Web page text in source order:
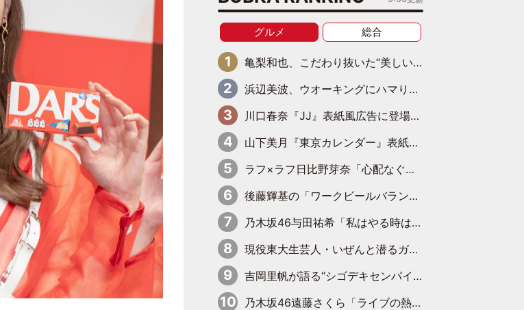
グルメ 総合
亀梨和也、こだわり抜いた“美しいビール”完成 ピンクゴールドの色味にも想いを込めて
浜辺美波、ウオーキングにハマり始める「関節がバキバキになるんだ！」
川口春奈『JJ』表紙風広告に登場…サントリー×光文社の異色のコラボが実現
山下美月『東京カレンダー』表紙を飾る！五百城茉央の朝食グラビアも
ラフ×ラフ日比野芽奈「心配なぐらい豚骨を感じていて…このまま握手会はちょっと厳しいかな」
後藤輝基の「ワークビールバランス」20～30代は最低→50歳を迎えて急上昇
乃木坂46与田祐希「私はやる時はやるんで」“絵心”に自信をのぞかせる
現役東大生芸人・いぜんと潜るガチ中華紀行――「牙籤肉」「焼猪腰」「錫紙龍蝦尾」これ読めますか？
吉岡里帆が語る“シゴデキセンパイ”の素顔 現場ではカチッ、家ではふわふわ・もちもち
乃木坂46遠藤さくら「ライブの熱量をそのままDARSに」、菅原咲月「一回り成長した姿を」アンバサダーとしての意気込みを語る